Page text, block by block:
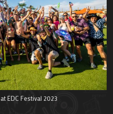
EDC Festival 2023